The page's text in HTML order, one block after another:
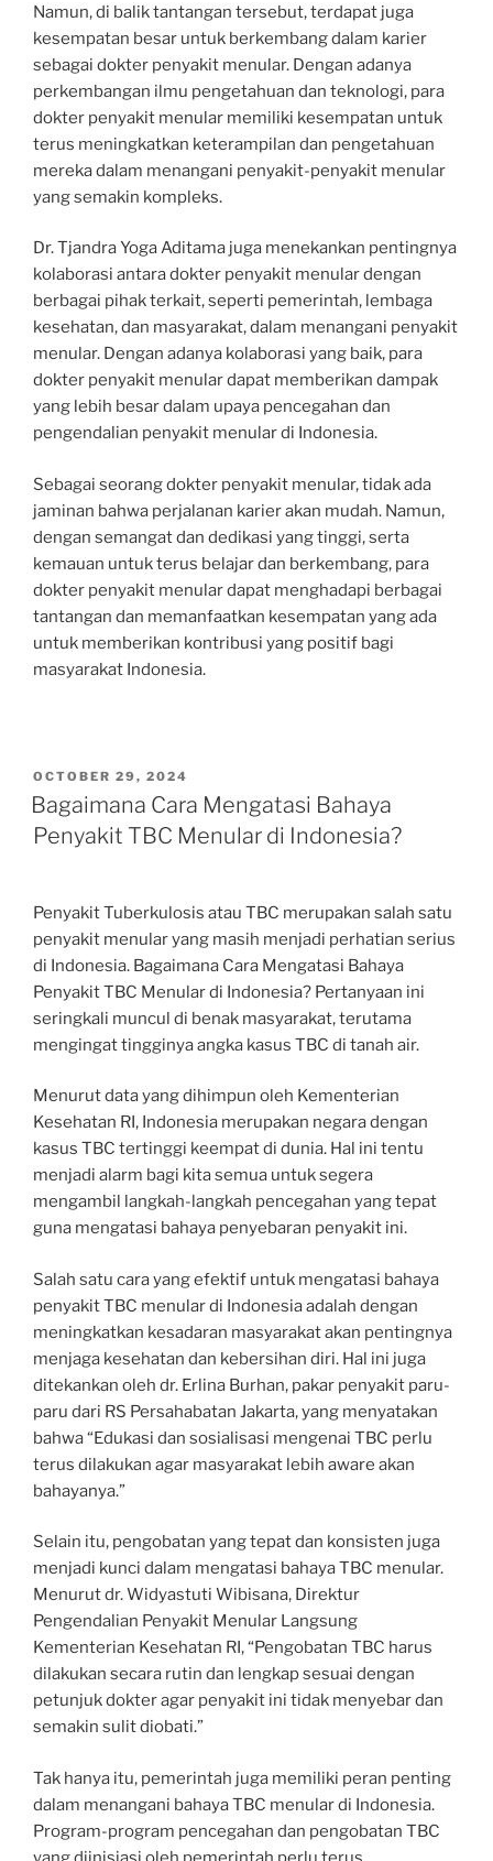
Namun, di balik tantangan tersebut, terdapat juga
kesempatan besar untuk berkembang dalam karier
sebagai dokter penyakit menular. Dengan adanya
perkembangan ilmu pengetahuan dan teknologi, para
dokter penyakit menular memiliki kesempatan untuk
terus meningkatkan keterampilan dan pengetahuan
mereka dalam menangani penyakit-penyakit menular
yang semakin kompleks.
Dr. Tjandra Yoga Aditama juga menekankan pentingnya
kolaborasi antara dokter penyakit menular dengan
berbagai pihak terkait, seperti pemerintah, lembaga
kesehatan, dan masyarakat, dalam menangani penyakit
menular. Dengan adanya kolaborasi yang baik, para
dokter penyakit menular dapat memberikan dampak
yang lebih besar dalam upaya pencegahan dan
pengendalian penyakit menular di Indonesia.
Sebagai seorang dokter penyakit menular, tidak ada
jaminan bahwa perjalanan karier akan mudah. Namun,
dengan semangat dan dedikasi yang tinggi, serta
kemauan untuk terus belajar dan berkembang, para
dokter penyakit menular dapat menghadapi berbagai
tantangan dan memanfaatkan kesempatan yang ada
untuk memberikan kontribusi yang positif bagi
masyarakat Indonesia.
POSTED
ON
OCTOBER 29, 2024
Bagaimana Cara Mengatasi Bahaya
Penyakit TBC Menular di Indonesia?
Penyakit Tuberkulosis atau TBC merupakan salah satu
penyakit menular yang masih menjadi perhatian serius
di Indonesia. Bagaimana Cara Mengatasi Bahaya
Penyakit TBC Menular di Indonesia? Pertanyaan ini
seringkali muncul di benak masyarakat, terutama
mengingat tingginya angka kasus TBC di tanah air.
Menurut data yang dihimpun oleh Kementerian
Kesehatan RI, Indonesia merupakan negara dengan
kasus TBC tertinggi keempat di dunia. Hal ini tentu
menjadi alarm bagi kita semua untuk segera
mengambil langkah-langkah pencegahan yang tepat
guna mengatasi bahaya penyebaran penyakit ini.
Salah satu cara yang efektif untuk mengatasi bahaya
penyakit TBC menular di Indonesia adalah dengan
meningkatkan kesadaran masyarakat akan pentingnya
menjaga kesehatan dan kebersihan diri. Hal ini juga
ditekankan oleh dr. Erlina Burhan, pakar penyakit paru-
paru dari RS Persahabatan Jakarta, yang menyatakan
bahwa “Edukasi dan sosialisasi mengenai TBC perlu
terus dilakukan agar masyarakat lebih aware akan
bahayanya.”
Selain itu, pengobatan yang tepat dan konsisten juga
menjadi kunci dalam mengatasi bahaya TBC menular.
Menurut dr. Widyastuti Wibisana, Direktur
Pengendalian Penyakit Menular Langsung
Kementerian Kesehatan RI, “Pengobatan TBC harus
dilakukan secara rutin dan lengkap sesuai dengan
petunjuk dokter agar penyakit ini tidak menyebar dan
semakin sulit diobati.”
Tak hanya itu, pemerintah juga memiliki peran penting
dalam menangani bahaya TBC menular di Indonesia.
Program-program pencegahan dan pengobatan TBC